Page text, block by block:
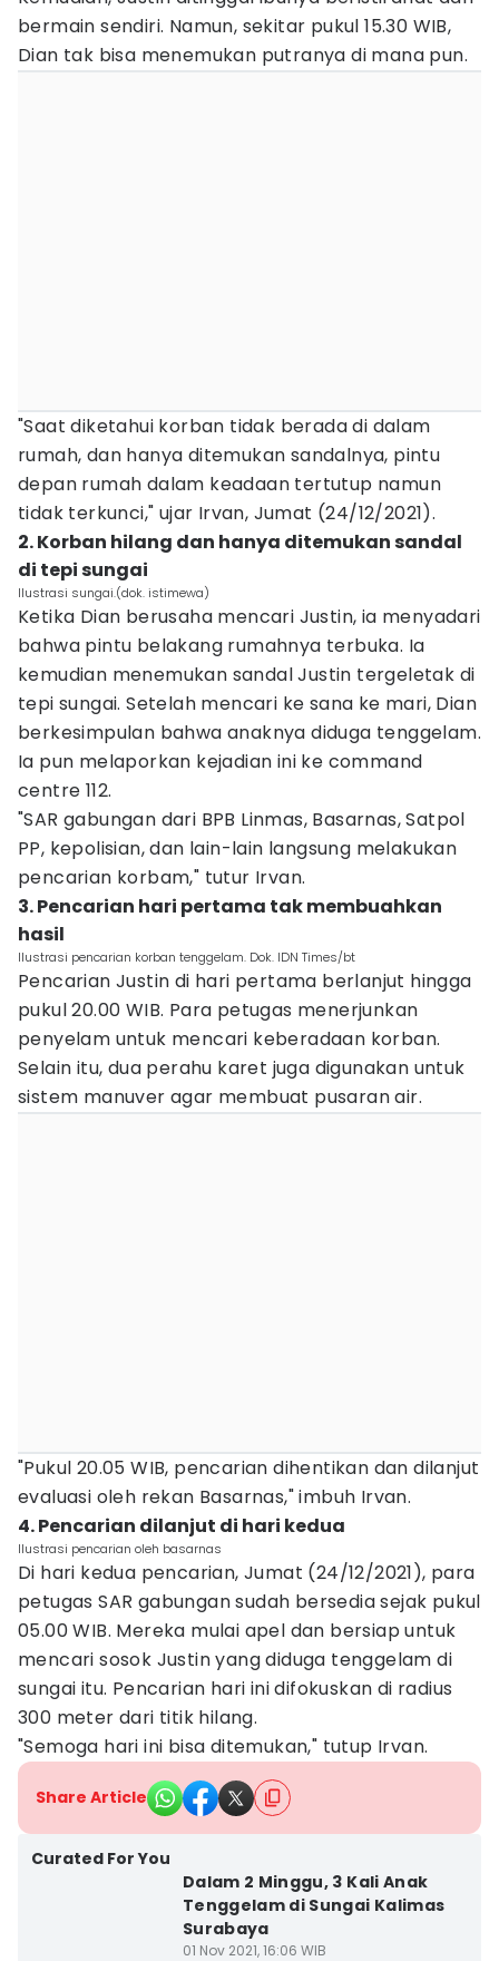
bermain sendiri. Namun, sekitar pukul 15.30 WIB,
Dian tak bisa menemukan putranya di mana pun.
"Saat diketahui korban tidak berada di dalam
rumah, dan hanya ditemukan sandalnya, pintu
depan rumah dalam keadaan tertutup namun
tidak terkunci," ujar Irvan, Jumat (24/12/2021).
2. Korban hilang dan hanya ditemukan sandal
di tepi sungai
Ilustrasi sungai.(dok. istimewa)
Ketika Dian berusaha mencari Justin, ia menyadari
bahwa pintu belakang rumahnya terbuka. Ia
kemudian menemukan sandal Justin tergeletak di
tepi sungai. Setelah mencari ke sana ke mari, Dian
berkesimpulan bahwa anaknya diduga tenggelam.
Ia pun melaporkan kejadian ini ke command
centre 112.
"SAR gabungan dari BPB Linmas, Basarnas, Satpol
PP, kepolisian, dan lain-lain langsung melakukan
pencarian korbam," tutur Irvan.
3. Pencarian hari pertama tak membuahkan
hasil
Ilustrasi pencarian korban tenggelam. Dok. IDN Times/bt
Pencarian Justin di hari pertama berlanjut hingga
pukul 20.00 WIB. Para petugas menerjunkan
penyelam untuk mencari keberadaan korban.
Selain itu, dua perahu karet juga digunakan untuk
sistem manuver agar membuat pusaran air.
"Pukul 20.05 WIB, pencarian dihentikan dan dilanjut
evaluasi oleh rekan Basarnas," imbuh Irvan.
4. Pencarian dilanjut di hari kedua
Ilustrasi pencarian oleh basarnas
Di hari kedua pencarian, Jumat (24/12/2021), para
petugas SAR gabungan sudah bersedia sejak pukul
05.00 WIB. Mereka mulai apel dan bersiap untuk
mencari sosok Justin yang diduga tenggelam di
sungai itu. Pencarian hari ini difokuskan di radius
300 meter dari titik hilang.
"Semoga hari ini bisa ditemukan," tutup Irvan.
Share Article
Curated For You
Dalam 2 Minggu, 3 Kali Anak
Tenggelam di Sungai Kalimas
Surabaya
01 Nov 2021, 16:06 WIB